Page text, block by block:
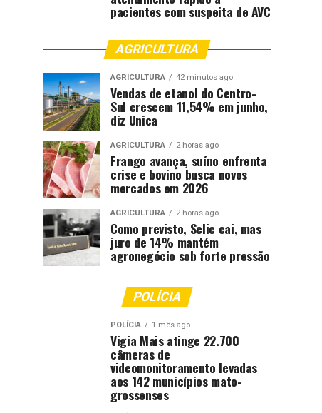
pacientes com suspeita de AVC
AGRICULTURA
AGRICULTURA 42 minutos ago
Vendas de etanol do Centro-
Sul crescem 11,54% em junho,
diz Unica
AGRICULTURA 2 horas ago
Frango avança, suíno enfrenta
crise e bovino busca novos
mercados em 2026
AGRICULTURA 2 horas ago
Como previsto, Selic cai, mas
juro de 14% mantém
agronegócio sob forte pressão
POLÍCIA
POLÍCIA 1 mês ago
Vigia Mais atinge 22.700
câmeras de
videomonitoramento levadas
aos 142 municípios mato-
grossenses